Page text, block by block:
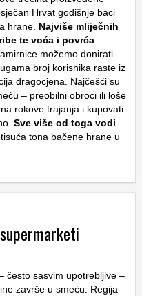
Hrvat godišnje baci
hrane. Najviše mliječnih
te voća i povrća
možemo donirati.
broj korisnika raste iz
dragocjena. Najčešći su
– preobilni obroci ili loše
rokove trajanja i kupovati
Sve više od toga vodi
tona bačene hrane u
često sasvim upotrebljive –
završe u smeću. Regija